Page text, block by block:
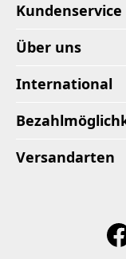
Kundenservice
Über uns
International
Versandarten